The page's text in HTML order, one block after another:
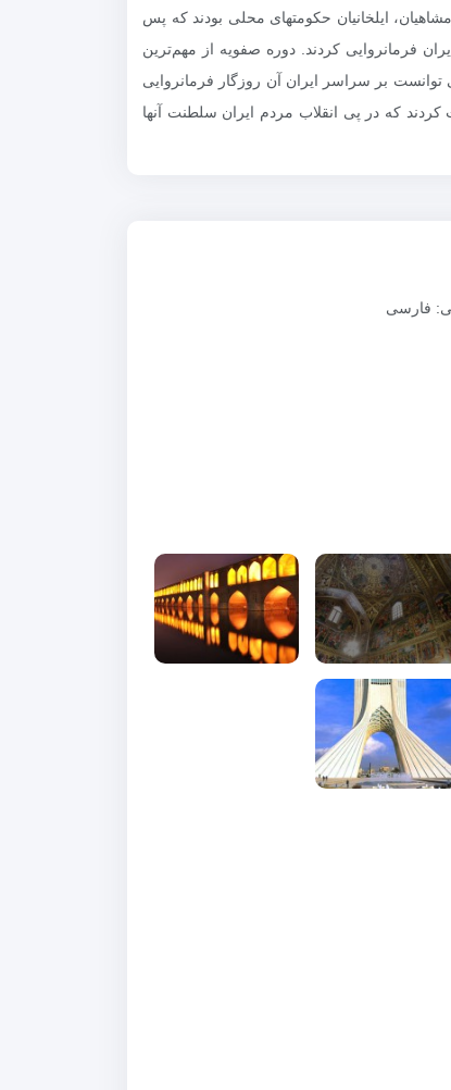
ایلخانیان حکومتهای محلی بودند که پس
ایرانی و شیعه بودند که در سال‌های ۸۸۰ تا ۱۱۰۱ هجری خورشیدی بر ایران فرمانروایی کردند. دوره صفویه از مهم‌ترین
بر سراسر ایران آن روزگار فرمانروایی
کردند که در پی انقلاب مردم ایران سلطنت آنها
فارسی